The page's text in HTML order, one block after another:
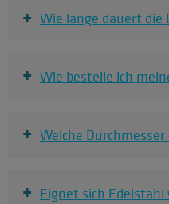
+ Wie lange dauert die
+ Wie bestelle ich
+ Welche
+ Eignet sich